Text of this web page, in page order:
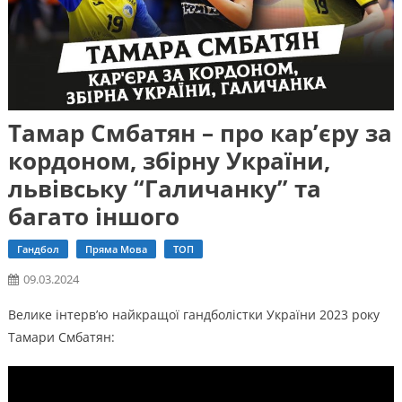
Тамар Смбатян – про кар’єру за
кордоном, збірну України,
львівську “Галичанку” та
багато іншого
Гандбол Пряма Мова ТОП
09.03.2024
Велике інтерв’ю найкращої гандболістки України 2023 року
Тамари Смбатян: